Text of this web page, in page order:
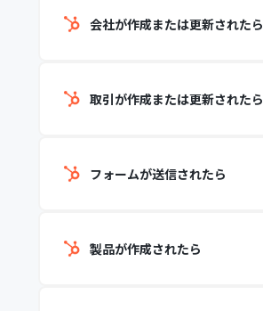
会社が作成または更新されたら
取引が作成または更新されたら
フォームが送信されたら
製品が作成されたら